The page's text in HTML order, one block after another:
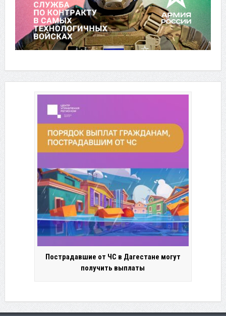
Пострадавшие от ЧС в Дагестане могут
получить выплаты